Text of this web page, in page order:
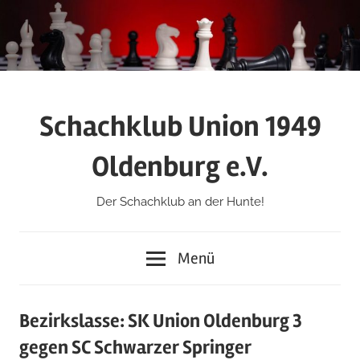
Inhalt
springen
Schachklub Union 1949
Oldenburg e.V.
Der Schachklub an der Hunte!
Menü
Bezirkslasse: SK Union Oldenburg 3
gegen SC Schwarzer Springer